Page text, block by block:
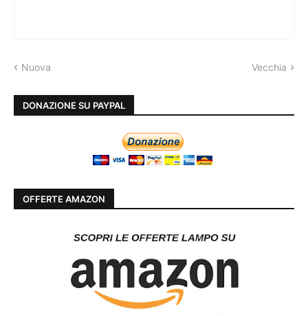
Nuova Vecchia
DONAZIONE SU PAYPAL
OFFERTE AMAZON